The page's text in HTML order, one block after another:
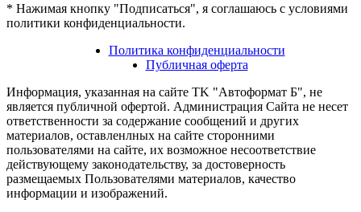
* Нажимая кнопку "Подписаться", я соглашаюсь с условиями
политики конфиденциальности.
Политика конфиденциальности
Публичная оферта
Информация, указанная на сайте TK "Автоформат Б", не
является публичной офертой. Администрация Сайта не несет
ответственности за содержание сообщений и других
материалов, оставленлных на сайте сторонними
пользователями на сайте, их возможное несоответствие
действующему законодательству, за достоверность
размещаемых Пользователями материалов, качество
информации и изображений.